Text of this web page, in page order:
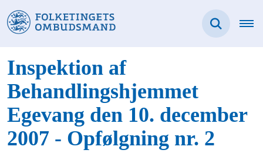
Inspektion af
Behandlingshjemmet
Egevang den 10. december
2007 - Opfølgning nr. 2